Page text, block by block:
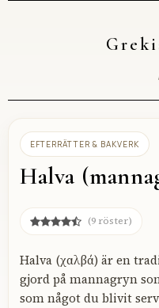
EFTERRÄTTER & BAKVERK
Halva
(9 röster)
Halva (χαλβά) är en
gjord på mannagryn
som något du blivit